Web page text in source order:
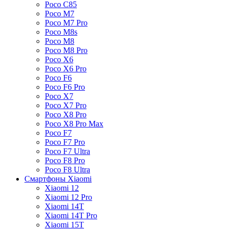
Poco C85
Poco M7
Poco M7 Pro
Poco M8s
Poco M8
Poco M8 Pro
Poco X6
Poco X6 Pro
Poco F6
Poco F6 Pro
Poco X7
Poco X7 Pro
Poco X8 Pro
Poco X8 Pro Max
Poco F7
Poco F7 Pro
Poco F7 Ultra
Poco F8 Pro
Poco F8 Ultra
Смартфоны Xiaomi
Xiaomi 12
Xiaomi 12 Pro
Xiaomi 14T
Xiaomi 14T Pro
Xiaomi 15T